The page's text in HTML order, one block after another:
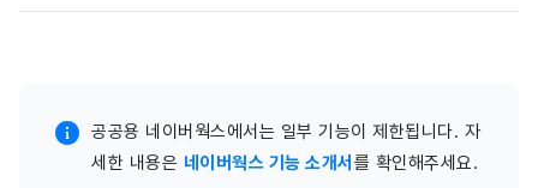
공공용 네이버웍스에서는 일부 기능이 제한됩니다. 자
세한 내용은 네이버웍스 기능 소개서 를 확인해주세요.